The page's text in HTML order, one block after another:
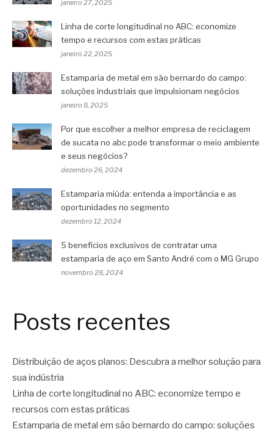
janeiro 27, 2025
Linha de corte longitudinal no ABC: economize
tempo e recursos com estas práticas
janeiro 22, 2025
Estamparia de metal em são bernardo do campo:
soluções industriais que impulsionam negócios
janeiro 8, 2025
Por que escolher a melhor empresa de reciclagem
de sucata no abc pode transformar o meio ambiente
e seus negócios?
dezembro 26, 2024
Estamparia miúda: entenda a importância e as
oportunidades no segmento
dezembro 12, 2024
5 benefícios exclusivos de contratar uma
estamparia de aço em Santo André com o MG Grupo
novembro 28, 2024
Posts recentes
Distribuição de aços planos: Descubra a melhor solução para
sua indústria
Linha de corte longitudinal no ABC: economize tempo e
recursos com estas práticas
Estamparia de metal em são bernardo do campo: soluções